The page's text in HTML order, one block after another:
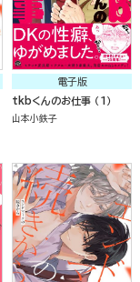
電子版
tkbくんのお仕事 （1）
山本小鉄子